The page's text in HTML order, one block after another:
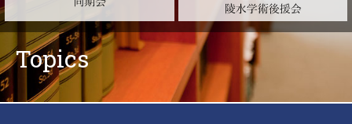
Topics